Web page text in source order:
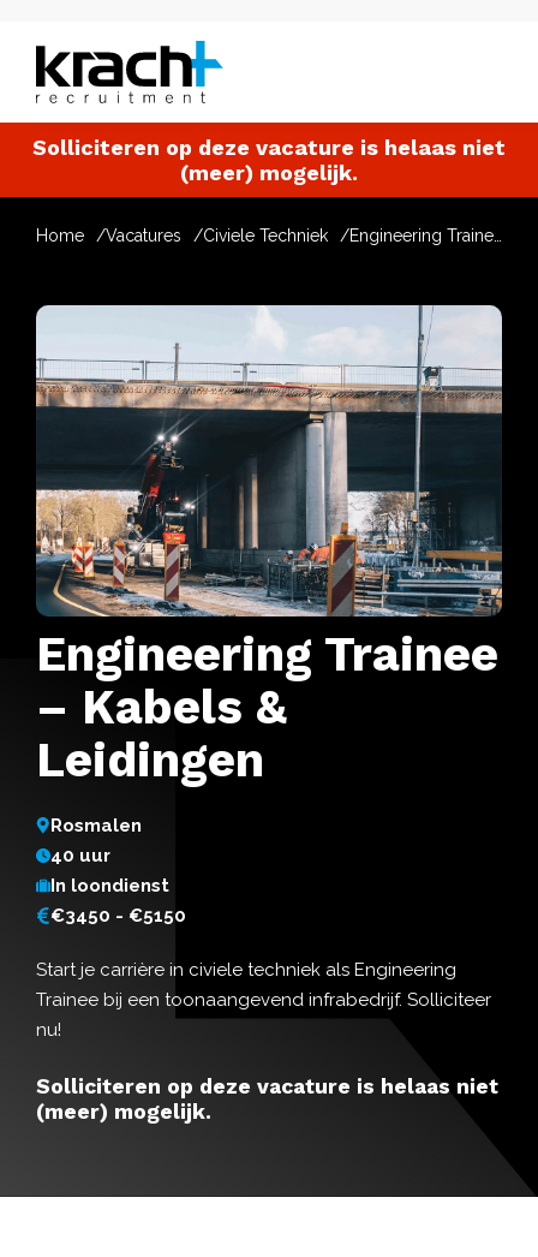
Solliciteren op deze vacature is helaas niet
(meer) mogelijk.
Home Vacatures Civiele Techniek
Engineering Trainee
– Kabels &
Leidingen
Rosmalen
40 uur
In loondienst
€3450 - €5150
Start je carrière in civiele techniek als Engineering
Trainee bij een toonaangevend infrabedrijf. Solliciteer
nu!
Solliciteren op deze vacature is helaas niet
(meer) mogelijk.